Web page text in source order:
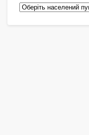
Педіатри